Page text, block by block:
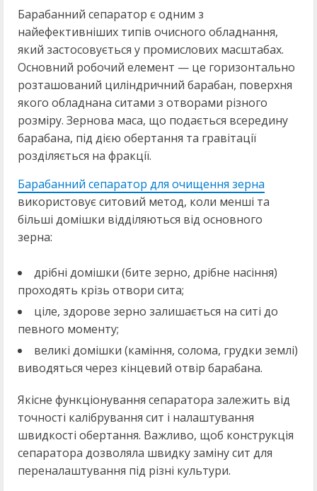
Барабанний сепаратор є одним з
найефективніших типів очисного обладнання,
який застосовується у промислових масштабах.
Основний робочий елемент — це горизонтально
розташований циліндричний барабан, поверхня
якого обладнана ситами з отворами різного
розміру. Зернова маса, що подається всередину
барабана, під дією обертання та гравітації
розділяється на фракції.
Барабанний сепаратор для очищення зерна
використовує ситовий метод, коли менші та
більші домішки відділяються від основного
зерна:
дрібні домішки (бите зерно, дрібне насіння)
проходять крізь отвори сита;
ціле, здорове зерно залишається на ситі до
певного моменту;
великі домішки (каміння, солома, грудки землі)
виводяться через кінцевий отвір барабана.
Якісне функціонування сепаратора залежить від
точності калібрування сит і налаштування
швидкості обертання. Важливо, щоб конструкція
сепаратора дозволяла швидку заміну сит для
переналаштування під різні культури.